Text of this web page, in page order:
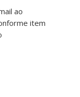
ao
item